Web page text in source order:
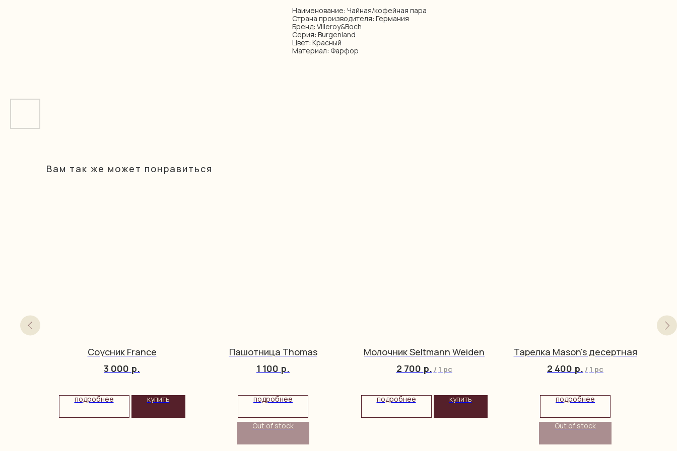
Наименование: Чайная/кофейная пара
Страна производителя: Германия
Бренд: Villeroy&Boch
Серия: Burgenland
Цвет: Красный
Материал: Фарфор
Вам так же может понравиться
Соусник France
3 000 р.
подробнее купить
Пашотница Thomas
1 100 р.
подробнее
Out of stock
Молочник Seltmann Weiden
2 700 р. / 1 pc
подробнее купить
Тарелка Mason's десертная
2 400 р. / 1 pc
подробнее
Out of stock